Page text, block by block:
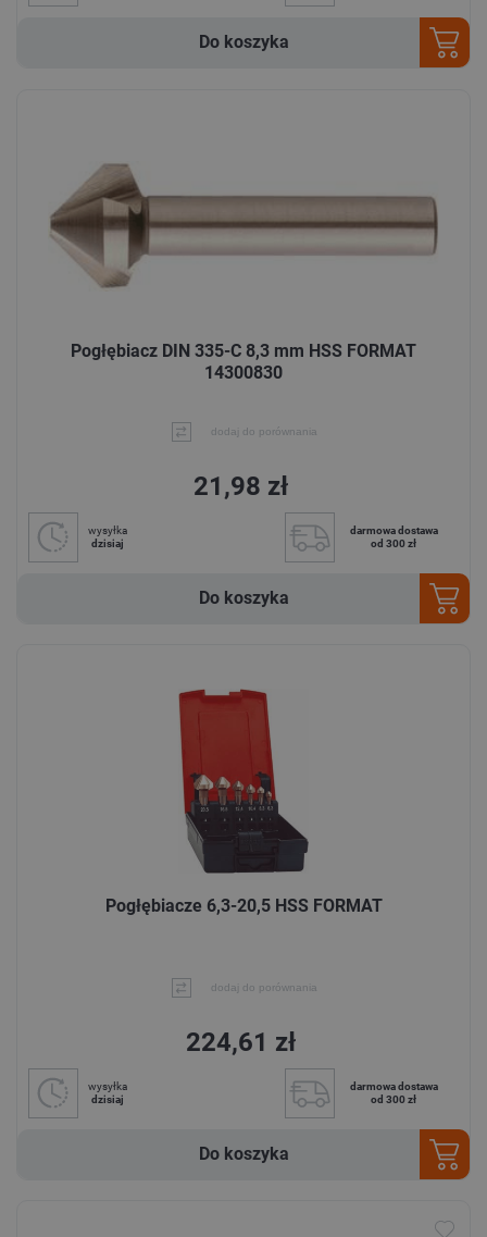
Do koszyka
Pogłębiacz DIN 335-C 8,3 mm HSS FORMAT
14300830
dodaj do porównania
21,98 zł
wysyłka
dzisiaj
darmowa dostawa
od 300 zł
Do koszyka
Pogłębiacze 6,3-20,5 HSS FORMAT
dodaj do porównania
224,61 zł
wysyłka
dzisiaj
darmowa dostawa
od 300 zł
Do koszyka